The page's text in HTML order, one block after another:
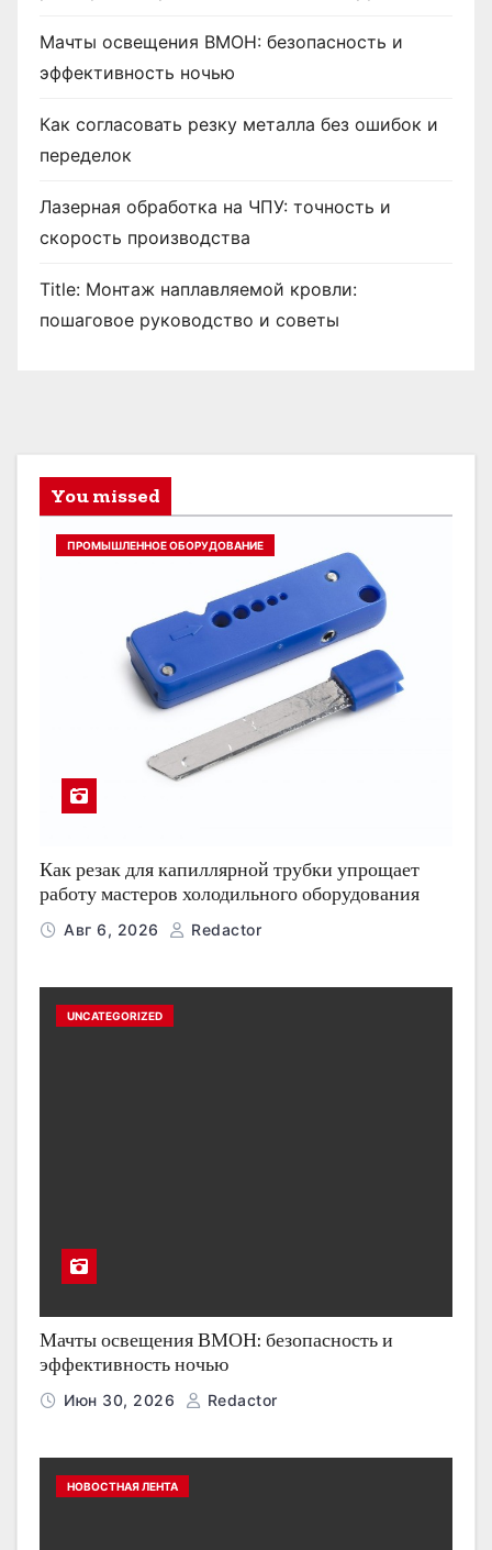
Мачты освещения ВМОН: безопасность и
эффективность ночью
Как согласовать резку металла без ошибок и
переделок
Лазерная обработка на ЧПУ: точность и
скорость производства
Title: Монтаж наплавляемой кровли:
пошаговое руководство и советы
You missed
ПРОМЫШЛЕННОЕ ОБОРУДОВАНИЕ
Как резак для капиллярной трубки упрощает
работу мастеров холодильного оборудования
Авг 6, 2026 Redactor
UNCATEGORIZED
Мачты освещения ВМОН: безопасность и
эффективность ночью
Июн 30, 2026 Redactor
НОВОСТНАЯ ЛЕНТА